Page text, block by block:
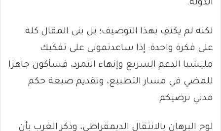
الدولة.
لكنه لم يكتفِ بهذا التوصيف؛ بل بنى المقال كله
على فكرة واحدة: إذا ساعدتموني على تفكيك
مليشيا الدعم السريع وإنهاء التمرد، فسأكون جاهزا
للمضي في مسار التطبيع، وتقديم صيغة حكم
مدني ترضيكم.
لوح البرهان بالانتقال الديمقراطي، وذكر الغرب بأن